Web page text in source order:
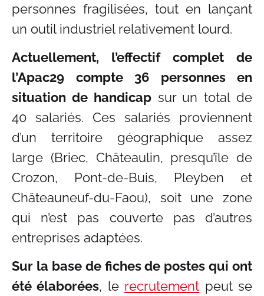
personnes fragilisées, tout en lançant
un outil industriel relativement lourd.
Actuellement, l’effectif complet de
l’Apac29 compte 36 personnes en
situation de handicapsur un total de
40 salariés. Ces salariés proviennent
d’un territoire géographique assez
large (Briec, Châteaulin, presqu’île de
Crozon, Pont-de-Buis, Pleyben et
Châteauneuf-du-Faou), soit une zone
qui n’est pas couverte pas d’autres
entreprises adaptées.
Sur la base de fiches de postes qui ont
été élaborées, le recrutement peut se